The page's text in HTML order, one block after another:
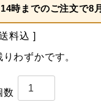
14時までのご注文で8
料込
りわずかです。